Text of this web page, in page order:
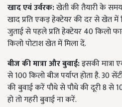
खाद एवं उर्वरक:खेती की तैयारी के
खाद प्रति एकड़ हेक्टेयर की दर से खेत में
जुताई से पहले प्रति हेक्टेयर 40 किलो
किलो पोटाश खेत में मिला दें.
बीज की मात्रा और बुवाई:इसकी
से 100 किलो बीज पर्याप्त होता है. 30
की बुवाई करें पौधे से पौधे की दूरी 8 से
हो तो गहरी बुवाई ना करें.